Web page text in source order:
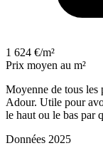
1 624 €/m²
Prix moyen au m²
Moyenne de tous les
Adour. Utile pour
le haut ou le bas par
Données 2025